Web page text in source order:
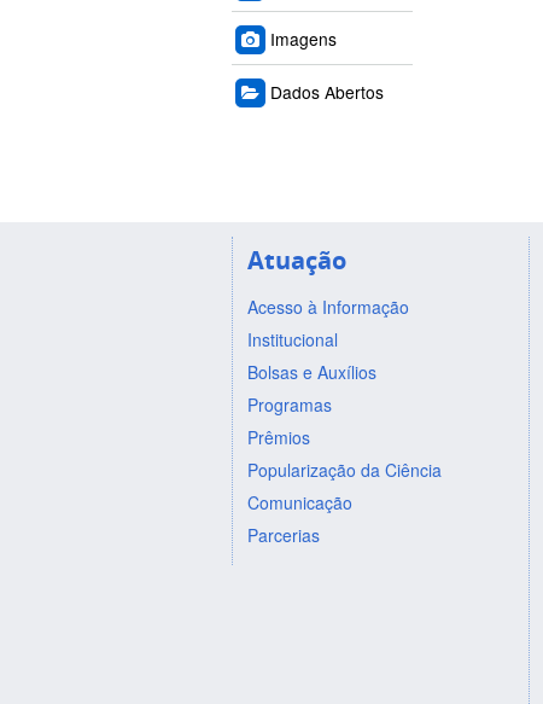
Imagens
Dados Abertos
Atuação
Acesso à Informação
Institucional
Bolsas e Auxílios
Programas
Prêmios
Popularização da Ciência
Comunicação
Parcerias